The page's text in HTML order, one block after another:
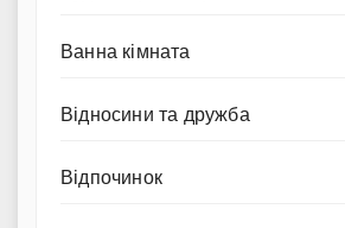
Ванна кімната
Відносини та дружба
Відпочинок